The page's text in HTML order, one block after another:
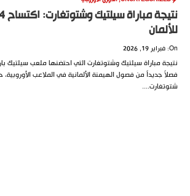
للألمان
On: فبراير 19, 2026
نتيجة مباراة سيلتيك وشتوتغارت التي احتضنها ملعب سيلتيك
فصلاً جديداً من فصول الهيمنة الألمانية في الملاعب
شتوتغارت....